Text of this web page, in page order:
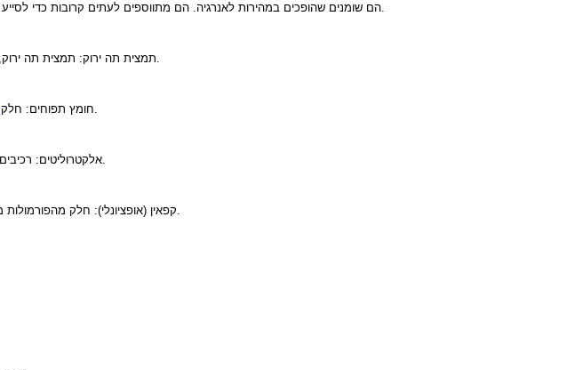
2. אבקת שמן MCT: טריגליצרידים בעלי שרשרת בינונית (MCTs) הם שומנים שהופכים במהירות לאנרגיה. הם מתווספים לעתים קרובות כדי לסייע בשריפת שומן ולשפר את הסיבולת.
3. תמצית תה ירוק: תמצית תה ירוק, הידועה בזכות תכונותיה נוגדות החמצון, עשויה לסייע בהגברת חילוף החומרים ובבריאות הכללית.
4. חומץ תפוחים: חלק